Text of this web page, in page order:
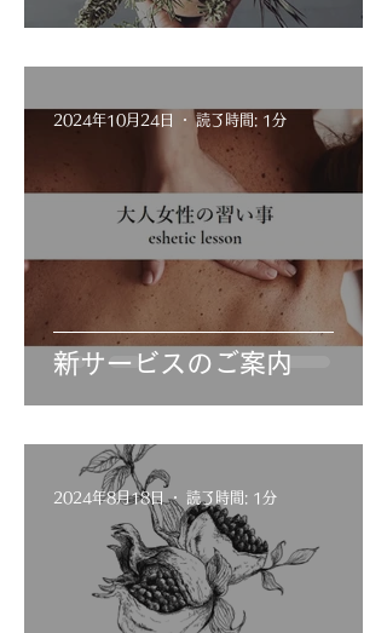
新サービスのご案内
2024年10月24日 読了時間: 1分
2024年8月18日 読了時間: 1分